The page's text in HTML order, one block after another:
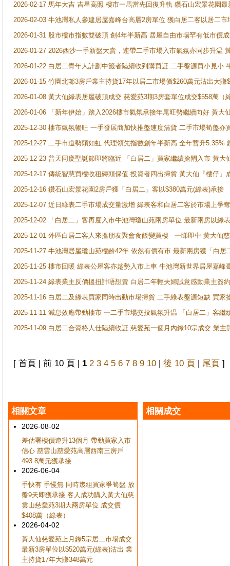
2026-02-17 馬年大吉 吉星高照 樓市一馬當先回復升軌 鑽石山宏景花園
2026-02-03 牛池灣私人參建居屋嘉峰台高層2房單位 獲白居二客以居二市
2026-01-31 股市樓市指數雙破頂 創4年半新高 居屋自由市場罕有低市價
2026-01-27 2026西沙一手新盤大賣，連帶二手市場入市氣氛亦同步升温
2026-01-22 白居二青年人計劃中籤者陸續收到購買証 二手盤源買小見小
2026-01-15 竹園北邨3房戶業主持貨17年以居二市場價$260萬元沽出大賺
2026-01-08 黃大仙綠表居屋破頂成交 慈愛苑3期3房套單位成交$558萬（
2026-01-06 「新年伊始」踏入2026樓市氣氛承接年尾旺勢繼續向好 黃
2025-12-30 樓市氣氛暢旺 一手發展商加快推盤速度清貨 二手市場筍盤
2025-12-27 二手市道勢頭如虹 代理領先指數創年半新高 全年暫升5.35%
2025-12-23 普天同慶聖誕節即將臨近 「白居二」買家繼續搶閘入市 黃
2025-12-17 傳統智慧買樓收租磚頭保值 投資者四出掃貨 黃大仙『樓仔
2025-12-16 鑽石山宏景花園2房戶獲「白居二」客以$380萬元(綠表)承接
2025-12-07 近日綠表二手市場成交量激增 綠表客和白居二客於市場上
2025-12-02 「白居二」客再度入市牛池灣瓊山苑兩房單位 最新兩房以綠
2025-12-01 外區白居二客人來搵朋友聚會食飯變買樓 一睇即中 黃大仙
2025-11-27 牛池灣居屋瓊山苑樓齢42年 依然有價有市 最新兩房獲「白居
2025-11-25 樓市回暖 綠表公屋客亦趁勢入市上車 牛池灣新世界居屋嘉峰
2025-11-24 綠表業主反價搵扭計唔想賣 白居二年輕夫婦誠意感動業主簽
2025-11-16 白居二及綠表買家同時出動市場掃貨 二手綠表盤源短缺 買
2025-11-11 減息效應帶動樓市 一二手市場交投氣氛升温 「白居二」客
2025-11-09 白居二合資格人仕陸續收証 慈愛苑一個月內錄10宗成交 業
[ 首頁 | 前 10 頁 | 1 2 3 4 5 6 7 8 9 10 | 後 10 頁 | 尾頁 ]
相關文章
2026-08-02
差估署樓價連升13個月 帶動買家入市
信心 慈雲山慈愛苑高層西南三房戶
493.8萬元獲承接
2026-06-04
手快有 手慢無 同時幾組買家爭筍盤 放
盤9天即獲承接 客人成功購入黃大仙慈
雲山慈愛苑3期大兩房單位 成交價
$408萬（綠表）
2026-04-02
黃大仙慈愛苑上月錄5宗居二市場成交
最新3房單位以$520萬元(綠表)沽出 業
主持貨17年大賺348萬元
相關成交